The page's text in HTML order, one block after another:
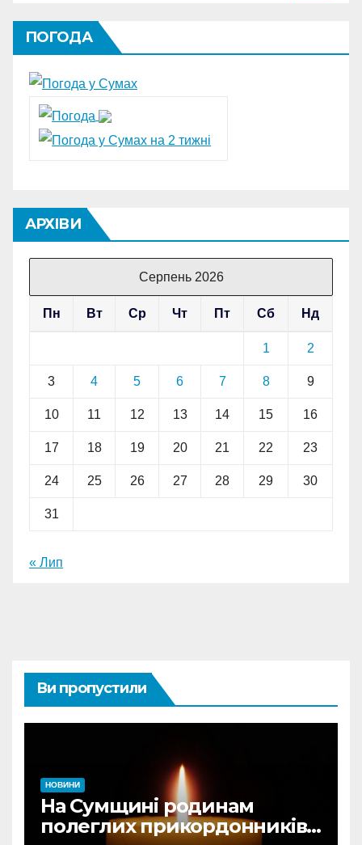
ПОГОДА
АРХІВИ
Серпень 2026
Пн Вт Ср Чт Пт Сб Нд
1 2
3 4 5 6 7 8 9
10 11 12 13 14 15 16
17 18 19 20 21 22 23
24 25 26 27 28 29 30
31
« Лип
Ви пропустили
НОВИНИ
На Сумщині родинам
полеглих прикордонників